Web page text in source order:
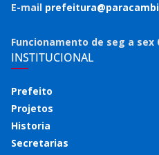
E-mail
Funcionamento de seg a sex
INSTITUCIONAL
Prefeito
Projetos
Historia
Secretarias